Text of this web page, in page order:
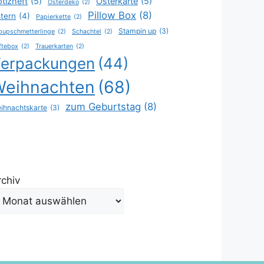
Osterdeko (2)
(4) Papierkette (2) Pillow Box (8)
(2) Schachtel (2) Stampin up (3)
(2) Trauerkarten (2)
(44)
(68)
(3) zum Geburtstag (8)